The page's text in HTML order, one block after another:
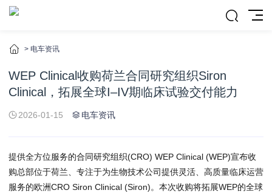
> 电车资讯
WEP Clinical收购荷兰合同研究组织Siron
Clinical，拓展全球I–IV期临床试验交付能力
2026-01-15 电车资讯
提供全方位服务的合同研究组织(CRO) WEP Clinical (WEP)宣布收
购总部位于荷兰、专注于为生物技术公司提供灵活、高质量临床运营
服务的欧洲CRO Siron Clinical (Siron)。本次收购将拓展WEP的全球